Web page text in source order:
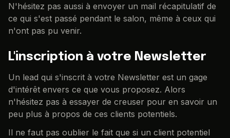
N'hésitez pas aussi à envoyer un mail récapitulatif de
ce qui s'est passé pendant le salon, même à ceux qui
n'ont pas pu venir.
L'inscription à votre Newsletter
Un lead qui s'inscrit à votre Newsletter est un gage
d'intérêt envers ce que vous proposez. Alors
n'hésitez pas à essayer de creuser pour en savoir un
peu plus à propos de ces clients potentiels.
Il ne faut pas oublier le fait que si un client potentiel